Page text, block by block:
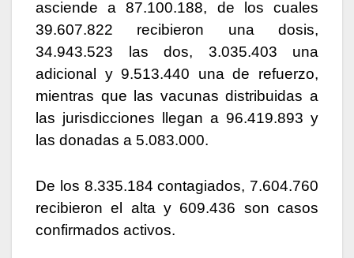
asciende a 87.100.188, de los cuales
39.607.822 recibieron una dosis,
34.943.523 las dos, 3.035.403 una
adicional y 9.513.440 una de refuerzo,
mientras que las vacunas distribuidas a
las jurisdicciones llegan a 96.419.893 y
las donadas a 5.083.000.
De los 8.335.184 contagiados, 7.604.760
recibieron el alta y 609.436 son casos
confirmados activos.